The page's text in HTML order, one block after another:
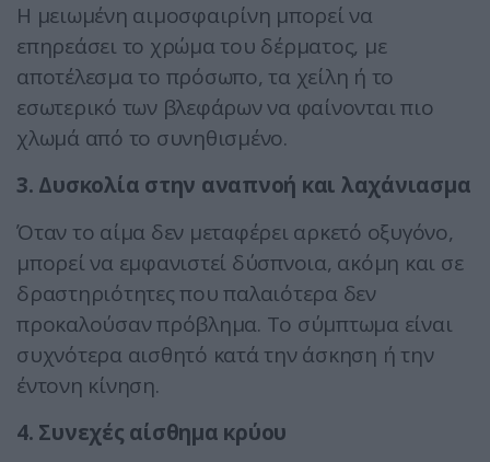
Η μειωμένη αιμοσφαιρίνη μπορεί να
επηρεάσει το χρώμα του δέρματος, με
αποτέλεσμα το πρόσωπο, τα χείλη ή το
εσωτερικό των βλεφάρων να φαίνονται πιο
χλωμά από το συνηθισμένο.
3. Δυσκολία στην αναπνοή και λαχάνιασμα
Όταν το αίμα δεν μεταφέρει αρκετό οξυγόνο,
μπορεί να εμφανιστεί δύσπνοια, ακόμη και σε
δραστηριότητες που παλαιότερα δεν
προκαλούσαν πρόβλημα. Το σύμπτωμα είναι
συχνότερα αισθητό κατά την άσκηση ή την
έντονη κίνηση.
4. Συνεχές αίσθημα κρύου